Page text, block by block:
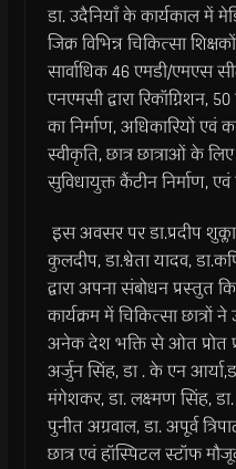
डा. उदैनियाँ के कार्यकाल में
जिक्र विभिन्न चिकित्सा
सार्वाधिक 46 एमडी/एमएस
एनएमसी द्वारा रिकॉग्निशन,
का निर्माण, अधिकारियों एवं
स्वीकृति, छात्र छात्राओं के
सुविधायुक्त कैंटीन निर्माण,
इस अवसर पर डा.प्रदीप
कुलदीप, डा.श्वेता यादव,
द्वारा अपना संबोधन प्रस्तुत
कार्यक्रम में चिकित्सा
अनेक देश भक्ति से ओत प्रोत
अर्जुन सिंह, डा . के एन
मंगेशकर, डा. लक्ष्मण सिंह, डा.
पुनीत अग्रवाल, डा. अपूर्व
छात्र एवं हॉस्पिटल स्टॉफ